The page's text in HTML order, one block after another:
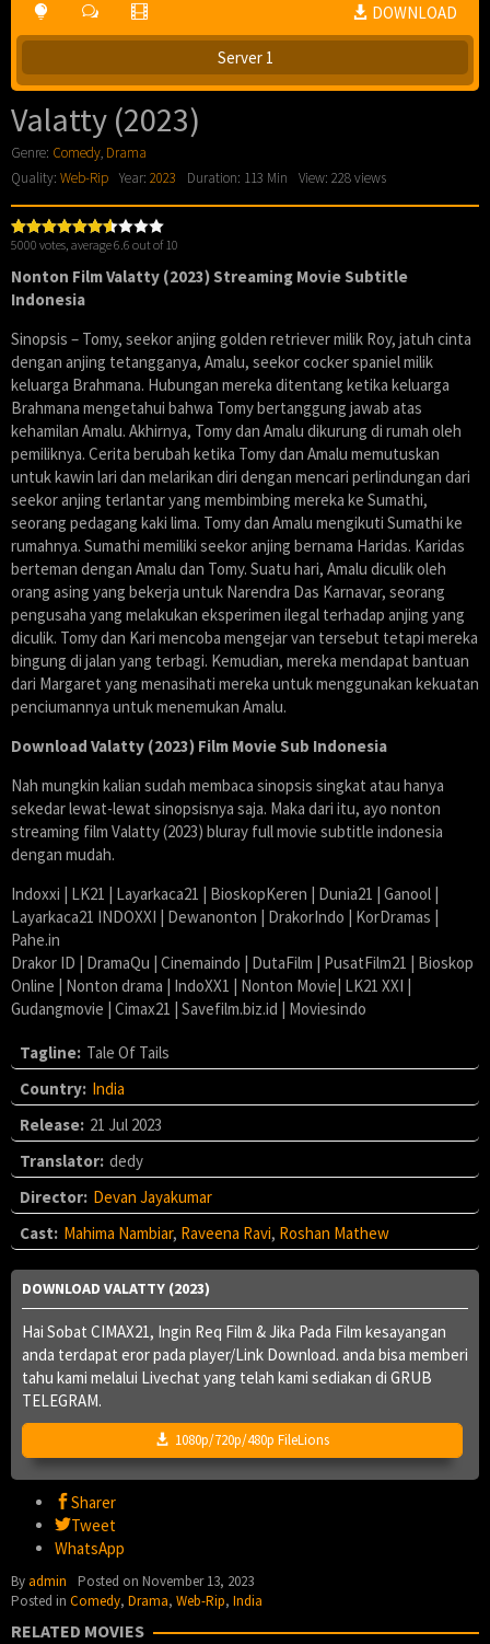
DOWNLOAD
Server 1
Valatty (2023)
Genre: Comedy, Drama
Quality: Web-Rip Year: 2023 Duration: 113 Min View: 228 views
5000 votes, average6.6 out of 10
Nonton Film Valatty (2023) Streaming Movie Subtitle
Indonesia
Sinopsis – Tomy, seekor anjing golden retriever milik Roy, jatuh cinta
dengan anjing tetangganya, Amalu, seekor cocker spaniel milik
keluarga Brahmana. Hubungan mereka ditentang ketika keluarga
Brahmana mengetahui bahwa Tomy bertanggung jawab atas
kehamilan Amalu. Akhirnya, Tomy dan Amalu dikurung di rumah oleh
pemiliknya. Cerita berubah ketika Tomy dan Amalu memutuskan
untuk kawin lari dan melarikan diri dengan mencari perlindungan dari
seekor anjing terlantar yang membimbing mereka ke Sumathi,
seorang pedagang kaki lima. Tomy dan Amalu mengikuti Sumathi ke
rumahnya. Sumathi memiliki seekor anjing bernama Haridas. Karidas
berteman dengan Amalu dan Tomy. Suatu hari, Amalu diculik oleh
orang asing yang bekerja untuk Narendra Das Karnavar, seorang
pengusaha yang melakukan eksperimen ilegal terhadap anjing yang
diculik. Tomy dan Kari mencoba mengejar van tersebut tetapi mereka
bingung di jalan yang terbagi. Kemudian, mereka mendapat bantuan
dari Margaret yang menasihati mereka untuk menggunakan kekuatan
penciumannya untuk menemukan Amalu.
Download Valatty (2023) Film Movie Sub Indonesia
Nah mungkin kalian sudah membaca sinopsis singkat atau hanya
sekedar lewat-lewat sinopsisnya saja. Maka dari itu, ayo nonton
streaming film Valatty (2023) bluray full movie subtitle indonesia
dengan mudah.
Indoxxi | LK21 | Layarkaca21 | BioskopKeren | Dunia21 | Ganool |
Layarkaca21 INDOXXI | Dewanonton | DrakorIndo | KorDramas |
Pahe.in
Drakor ID | DramaQu | Cinemaindo | DutaFilm | PusatFilm21 | Bioskop
Online | Nonton drama | IndoXX1 | Nonton Movie| LK21 XXI |
Gudangmovie | Cimax21 | Savefilm.biz.id | Moviesindo
Tagline: Tale Of Tails
Country: India
Release: 21 Jul 2023
Translator: dedy
Director: Devan Jayakumar
Cast: Mahima Nambiar, Raveena Ravi, Roshan Mathew
DOWNLOAD VALATTY (2023)
Hai Sobat CIMAX21, Ingin Req Film & Jika Pada Film kesayangan
anda terdapat eror pada player/Link Download. anda bisa memberi
tahu kami melalui Livechat yang telah kami sediakan di GRUB
TELEGRAM.
1080p/720p/480p FileLions
Sharer
Tweet
WhatsApp
By admin Posted on November 13, 2023
Posted in Comedy, Drama, Web-Rip, India
RELATED MOVIES